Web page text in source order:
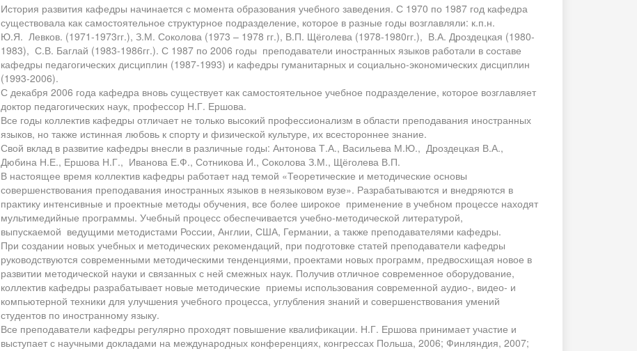
История развития кафедры начинается с момента образования учебного заведения. С 1970 по 1987 год кафедра
существовала как самостоятельное структурное подразделение, которое в разные годы возглавляли: к.п.н.
Ю.Я. Левков. (1971-1973гг.), З.М. Соколова (1973 – 1978 гг.), В.П. Щёголева (1978-1980гг.), В.А. Дроздецкая (1980-
1983), С.В. Баглай (1983-1986гг.). С 1987 по 2006 годы преподаватели иностранных языков работали в составе
кафедры педагогических дисциплин (1987-1993) и кафедры гуманитарных и социально-экономических дисциплин
(1993-2006).
С декабря 2006 года кафедра вновь существует как самостоятельное учебное подразделение, которое возглавляет
доктор педагогических наук, профессор Н.Г. Ершова.
Все годы коллектив кафедры отличает не только высокий профессионализм в области преподавания иностранных
языков, но также истинная любовь к спорту и физической культуре, их всестороннее знание.
Свой вклад в развитие кафедры внесли в различные годы: Антонова Т.А., Васильева М.Ю., Дроздецкая В.А.,
Дюбина Н.Е., Ершова Н.Г., Иванова Е.Ф., Сотникова И., Соколова З.М., Щёголева В.П.
В настоящее время коллектив кафедры работает над темой «Теоретические и методические основы
совершенствования преподавания иностранных языков в неязыковом вузе». Разрабатываются и внедряются в
практику интенсивные и проектные методы обучения, все более широкое применение в учебном процессе находят
мультимедийные программы. Учебный процесс обеспечивается учебно-методической литературой,
выпускаемой ведущими методистами России, Англии, США, Германии, а также преподавателями кафедры.
При создании новых учебных и методических рекомендаций, при подготовке статей преподаватели кафедры
руководствуются современными методическими тенденциями, проектами новых программ, предвосхищая новое в
развитии методической науки и связанных с ней смежных наук. Получив отличное современное оборудование,
коллектив кафедры разрабатывает новые методические приемы использования современной аудио-, видео- и
компьютерной техники для улучшения учебного процесса, углубления знаний и совершенствования умений
студентов по иностранному языку.
Все преподаватели кафедры регулярно проходят повышение квалификации. Н.Г. Ершова принимает участие и
выступает с научными докладами на международных конференциях, конгрессах Польша, 2006; Финляндия, 2007;